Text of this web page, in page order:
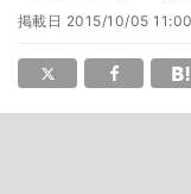
掲載日 2015/10/05 11:00